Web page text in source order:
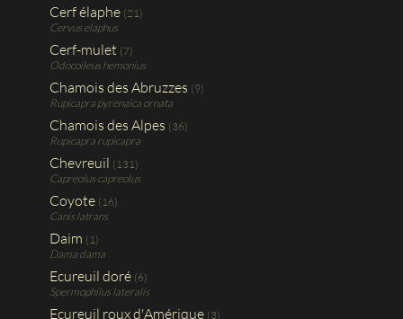
Cerf élaphe (21)
Cervus elaphus
Cerf-mulet (7)
Odocoileus hemonius
Chamois des Abruzzes (9)
Rupicapra pyrenaica ornata
Chamois des Alpes (36)
Rupicapra rupicapra
Chevreuil (131)
Capreolus capreolus
Coyote (16)
Canis latrans
Daim (1)
Dama dama
Ecureuil doré (6)
Spermophilus lateralis
Ecureuil roux d'Amérique (3)